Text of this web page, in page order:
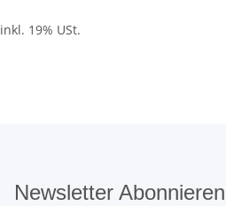
inkl. 19% USt.
Newsletter Abonnieren